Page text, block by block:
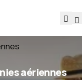
aériennes